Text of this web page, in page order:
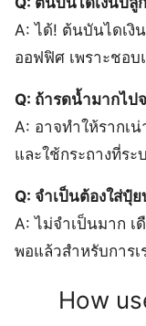
A: ได้! ต้นบันไดเงิ
ออฟฟิศ เพราะชอบ
Q: ถ้ารดน้ำมากไป
A: อาจทำให้รากเ
และใช้กระถางที่ระ
Q: จำเป็นต้องใส่ปุ๋
A: ไม่จำเป็นมาก เ
พอแล้วสำหรับการเ
How